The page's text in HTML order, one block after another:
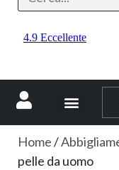
Home/
pelle da uomo